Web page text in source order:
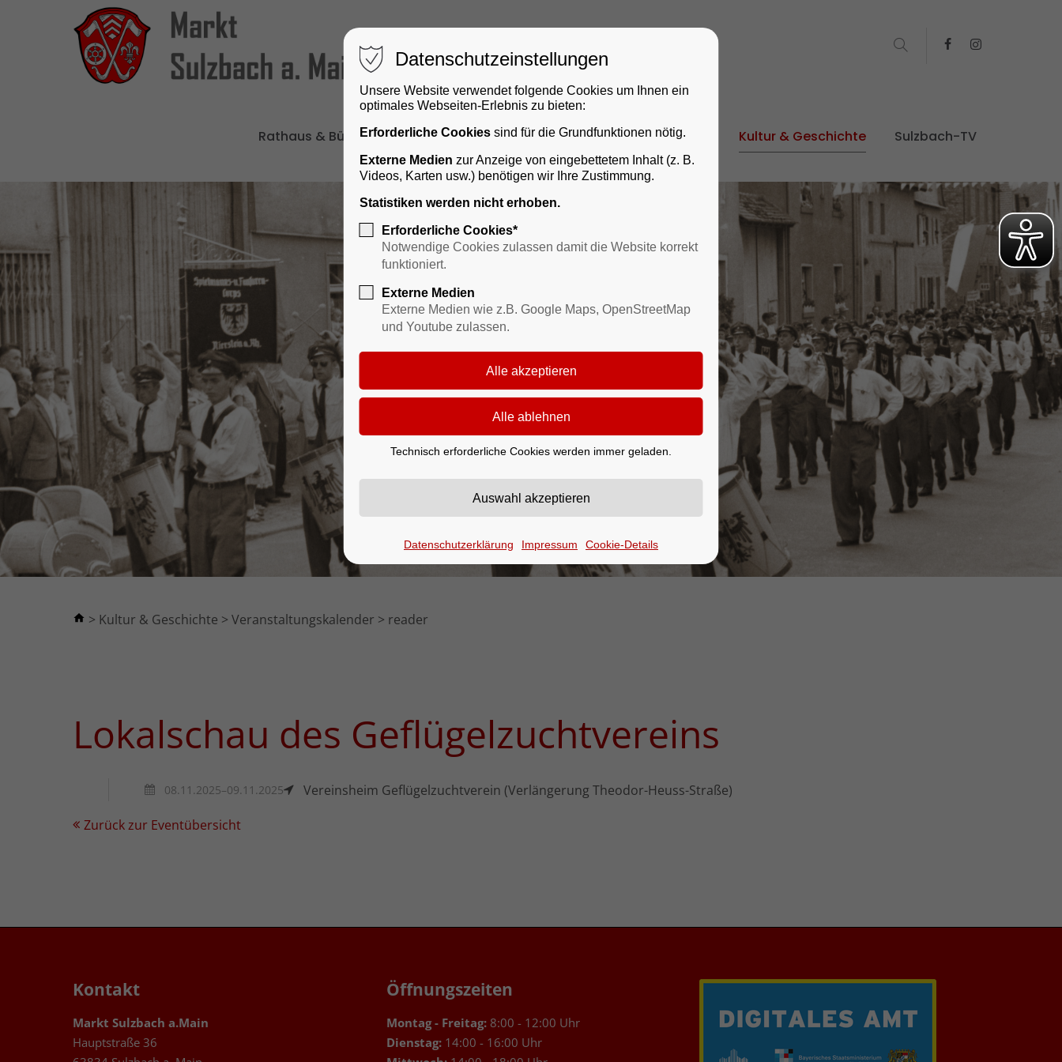
Rathaus & Bürgerservice Bauen & Gewerbe Verkehr Freizeit Kultur & Geschichte Sulzbach-TV
Kultur & Geschichte Veranstaltungskalender reader
Lokalschau des Geflügelzuchtvereins
08.11.2025–09.11.2025
Vereinsheim Geflügelzuchtverein (Verlängerung Theodor-Heuss-Straße)
Zurück zur Eventübersicht
Kontakt
Markt Sulzbach a.Main
Hauptstraße 36
Öffnungszeiten
Montag - Freitag: 8:00 - 12:00 Uhr
Dienstag: 14:00 - 16:00 Uhr
Datenschutzeinstellungen
Unsere Website verwendet folgende Cookies um Ihnen ein
optimales Webseiten-Erlebnis zu bieten:
Erforderliche Cookiessind für die Grundfunktionen nötig.
Externe Medien zur Anzeige von eingebettetem Inhalt (z. B.
Videos, Karten usw.) benötigen wir Ihre Zustimmung.
Statistiken werden nicht erhoben.
Erforderliche Cookies*
Notwendige Cookies zulassen damit die Website korrekt
funktioniert.
Externe Medien
Externe Medien wie z.B. Google Maps, OpenStreetMap
und Youtube zulassen.
Technisch erforderliche Cookies werden immer geladen.
Datenschutzerklärung Impressum Cookie-Details